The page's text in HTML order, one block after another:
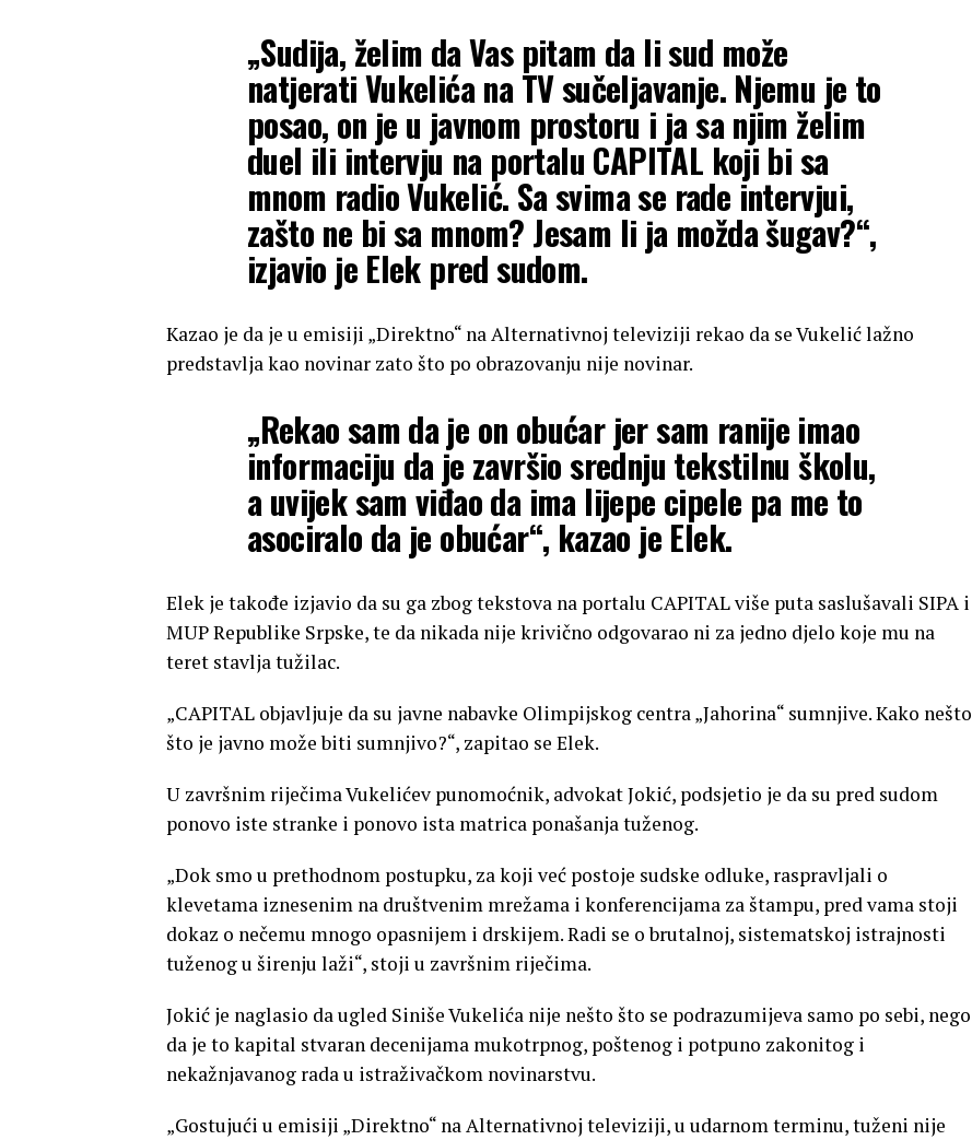
„Sudija, želim da Vas pitam da li sud može
natjerati Vukelića na TV sučeljavanje. Njemu je to
posao, on je u javnom prostoru i ja sa njim želim
duel ili intervju na portalu CAPITAL koji bi sa
mnom radio Vukelić. Sa svima se rade intervjui,
zašto ne bi sa mnom? Jesam li ja možda šugav?“,
izjavio je Elek pred sudom.
Kazao je da je u emisiji „Direktno“ na Alternativnoj televiziji rekao da se Vukelić lažno
predstavlja kao novinar zato što po obrazovanju nije novinar.
„Rekao sam da je on obućar jer sam ranije imao
informaciju da je završio srednju tekstilnu školu,
a uvijek sam viđao da ima lijepe cipele pa me to
asociralo da je obućar“, kazao je Elek.
Elek je takođe izjavio da su ga zbog tekstova na portalu CAPITAL više puta saslušavali SIPA i
MUP Republike Srpske, te da nikada nije krivično odgovarao ni za jedno djelo koje mu na
teret stavlja tužilac.
„CAPITAL objavljuje da su javne nabavke Olimpijskog centra „Jahorina“ sumnjive. Kako nešto
što je javno može biti sumnjivo?“, zapitao se Elek.
U završnim riječima Vukelićev punomoćnik, advokat Jokić, podsjetio je da su pred sudom
ponovo iste stranke i ponovo ista matrica ponašanja tuženog.
„Dok smo u prethodnom postupku, za koji već postoje sudske odluke, raspravljali o
klevetama iznesenim na društvenim mrežama i konferencijama za štampu, pred vama stoji
dokaz o nečemu mnogo opasnijem i drskijem. Radi se o brutalnoj, sistematskoj istrajnosti
tuženog u širenju laži“, stoji u završnim riječima.
Jokić je naglasio da ugled Siniše Vukelića nije nešto što se podrazumijeva samo po sebi, nego
da je to kapital stvaran decenijama mukotrpnog, poštenog i potpuno zakonitog i
nekažnjavanog rada u istraživačkom novinarstvu.
„Gostujući u emisiji „Direktno“ na Alternativnoj televiziji, u udarnom terminu, tuženi nije